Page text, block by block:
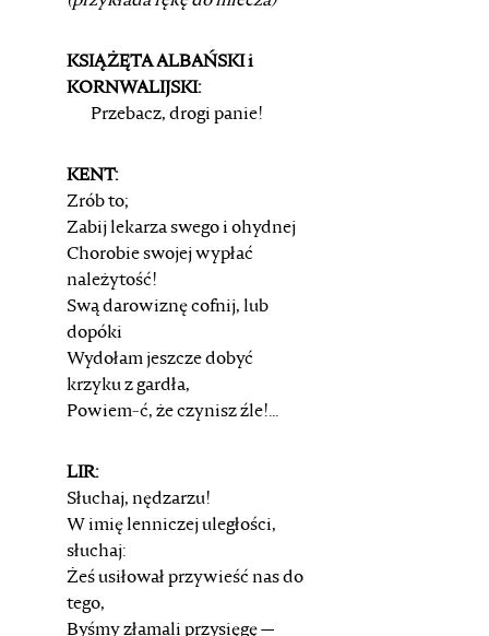
KSIĄŻĘTA ALBAŃSKI i
KORNWALIJSKI:
Przebacz, drogi panie!
KENT:
Zrób to;
Zabij lekarza swego i ohydnej
Chorobie swojej wypłać
należytość!
Swą darowiznę cofnij, lub
dopóki
Wydołam jeszcze dobyć
krzyku z gardła,
Powiem-ć, że czynisz źle!...
LIR:
Słuchaj, nędzarzu!
W imię lenniczej uległości,
słuchaj:
Żeś usiłował przywieść nas do
tego,
Byśmy złamali przysięgę —